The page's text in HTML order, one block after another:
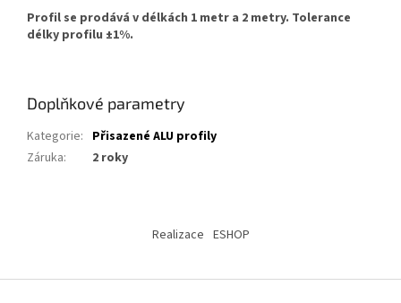
Profil se prodává v délkách 1 metr a 2 metry. Tolerance
délky profilu ±1%.
Doplňkové parametry
Kategorie: Přisazené ALU profily
Záruka: 2 roky
Realizace ESHOP